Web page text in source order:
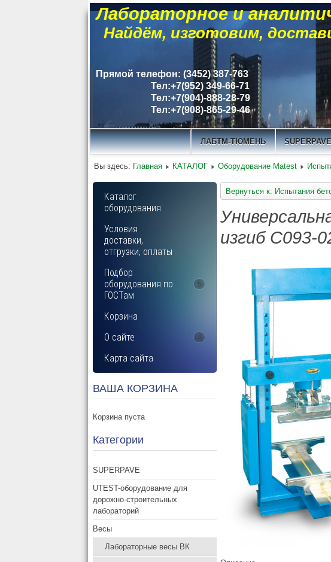
Лабораторное и
Найдём, изготовим,
Прямой телефон: (3452) 387-763
Тел:+7(952) 349-66-71
Тел:+7(904)-888-28-79
Тел:+7(908)-865-29-46
ЛАБТМ-ТЮМЕНЬ SUPERPAVE
Вы здесь: Главная КАТАЛОГ Оборудование Matest
Каталог
оборудования
Условия
доставки,
отгрузки, оплаты
Подбор
оборудования по
ГОСТам
5
Корзина
О сайте
4
Карта сайта
ВАША КОРЗИНА
Корзина пуста
Категории
SUPERPAVE
UTEST-оборудование для
дорожно-строительных
лабораторий
Весы
Лабораторные весы ВК
Вернуться к: Испытания
изгиб C093-